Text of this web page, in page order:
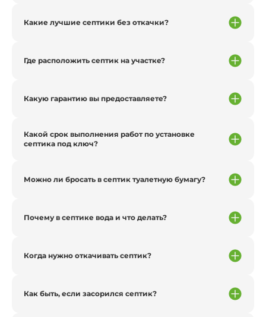
Какие лучшие септики без откачки?
Где расположить септик на участке?
Какую гарантию вы предоставляете?
Какой срок выполнения работ по установке
септика под ключ?
Можно ли бросать в септик туалетную бумагу?
Почему в септике вода и что делать?
Когда нужно откачивать септик?
Как быть, если засорился септик?